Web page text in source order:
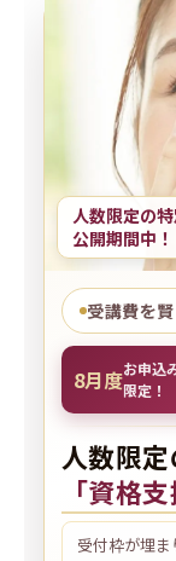
人数限定の特
公開期間中！
受講費を
8月度お申込
限定！
人数限定
「資格
受付枠が埋